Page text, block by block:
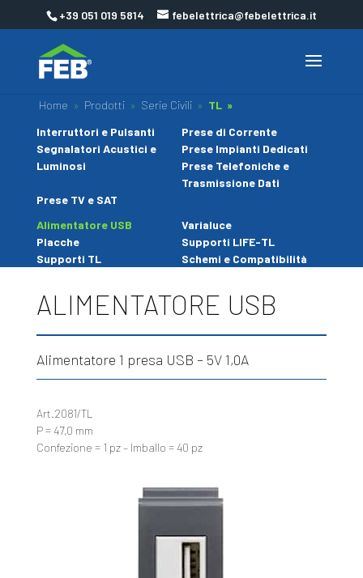
+39 051 019 5814 febelettrica@febelettrica.it
Home » Prodotti » Serie Civili» TL »
Interruttori e Pulsanti
Prese di Corrente
Segnalatori Acustici e
Luminosi
Prese Impianti Dedicati
Prese Telefoniche e
Trasmissione Dati
Prese TV e SAT
Alimentatore USB
Varialuce
Placche
Supporti LIFE-TL
Supporti TL
Schemi e Compatibilità
ALIMENTATORE USB
Alimentatore 1 presa USB – 5V 1,0A
Art.2081/TL
P = 47,0 mm
Confezione = 1 pz – Imballo = 40 pz